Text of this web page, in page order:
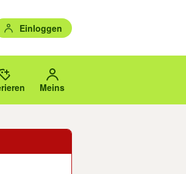
Einloggen
auswählen.
mit den Pfeiltasten nach oben/
PLZ. Meins